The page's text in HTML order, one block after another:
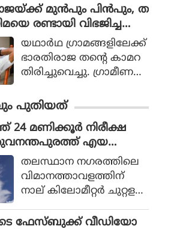
ലിയ സിനിമയിലെത്തുന്ന
ത്.
മുൻപും പിൻപും, ത
രണ്ടായി വിഭജിച്ച
ഭാരതി രാജ വിട പറ
യഥാര്‍ഥ ഗ്രാമങ്ങളിലേക്ക്
ഭാരതിരാജ തന്റെ കാമറ
തിരിച്ചുവെച്ചു. ഗ്രാമീണ
യായ തലത്തില്‍ ആ
വിഷ്‌കരിച്ചുകൊണ്ടാണ്
ഭാരതിരാജ വിപ്ലവം
തീര്‍ത്തത്.
പുതിയത്
24 മണിക്കൂര്‍ നിരീക്ഷ
എയ
സ്‌ക്വാഡ് നിലവില്‍ വന്നു
തലസ്ഥാന നഗരത്തിലെ
വിമാനത്താവളത്തിന്
നാല് കിലോമീറ്റര്‍ ചുറ്റള
ള്ളുന്നില്ലെന്ന് ഉറപ്പാക്കാന്‍
ഫേസ്ബുക്ക് വീഡിയോ